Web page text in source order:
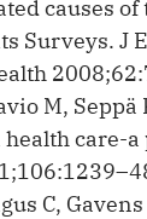
causes
Surveys. J
M,
care-
C,